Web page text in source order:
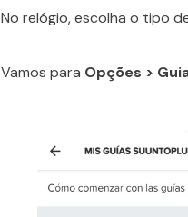
No relógio, escolha o tipo
Vamos para Opções >